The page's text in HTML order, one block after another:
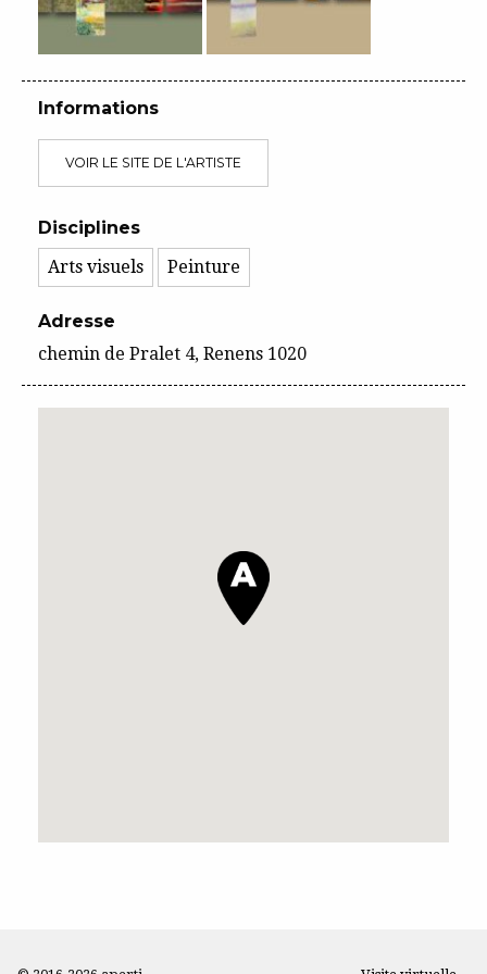
Informations
VOIR LE SITE DE L'ARTISTE
Disciplines
Arts visuels
Peinture
Adresse
chemin de Pralet 4, Renens 1020